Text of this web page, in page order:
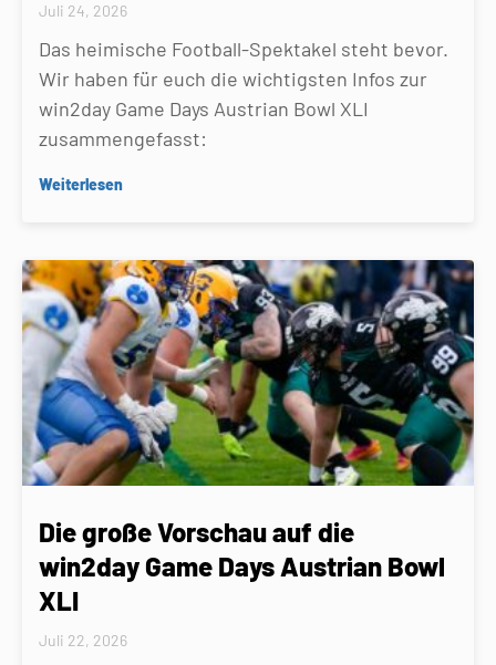
Juli 24, 2026
Das heimische Football-Spektakel steht bevor.
Wir haben für euch die wichtigsten Infos zur
win2day Game Days Austrian Bowl XLI
zusammengefasst:
Weiterlesen
Die große Vorschau auf die
win2day Game Days Austrian Bowl
XLI
Juli 22, 2026